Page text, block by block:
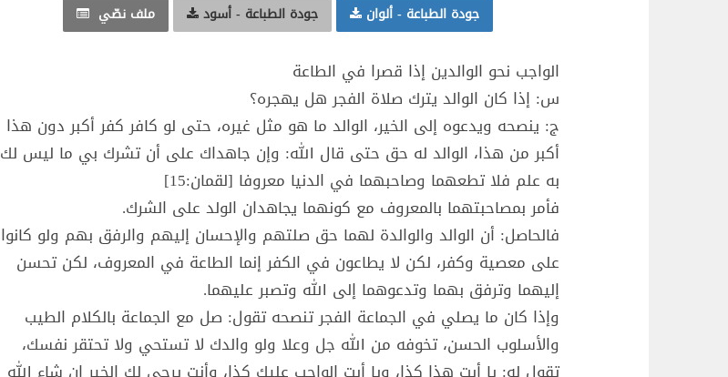
جودة الطباعة - ألوان جودة الطباعة - أسود ملف نصّي
الواجب نحو الوالدين إذا قصرا في الطاعة
س: إذا كان الوالد يترك صلاة الفجر هل يهجره؟
ج: ينصحه ويدعوه إلى الخير، الوالد ما هو مثل غيره، حتى لو كافر كفر أكبر دون هذا
أكبر من هذا، الوالد له حق حتى قال الله: وإن جاهداك على أن تشرك بي ما ليس لك
به علم فلا تطعهما وصاحبهما في الدنيا معروفا [لقمان:15]
فأمر بمصاحبتهما بالمعروف مع كونهما يجاهدان الولد على الشرك.
فالحاصل: أن الوالد والوالدة لهما حق صلتهم والإحسان إليهم والرفق بهم ولو كانوا
على معصية وكفر، لكن لا يطاعون في الكفر إنما الطاعة في المعروف، لكن تحسن
إليهما وترفق بهما وتدعوهما إلى الله وتصبر عليهما.
وإذا كان ما يصلي في الجماعة الفجر تنصحه تقول: صل مع الجماعة بالكلام الطيب
والأسلوب الحسن، تخوفه من الله جل وعلا ولو والدك لا تستحي ولا تحتقر نفسك،